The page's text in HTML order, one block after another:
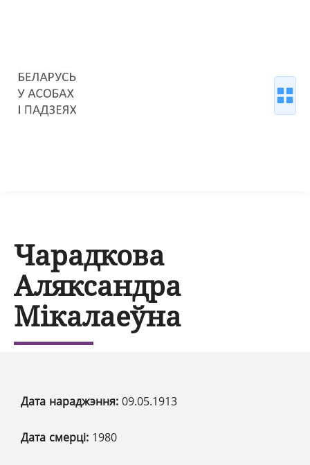
Чарадкова
Аляксандра
Мікалаеўна
Дата нараджэння: 09.05.1913
Дата смерці: 1980